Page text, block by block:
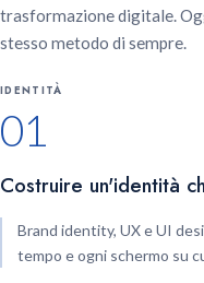
trasformazione digitale.
stesso metodo di sempre.
IDENTITÀ
01
Costruire un'identità
Brand identity, UX e UI
tempo e ogni schermo su